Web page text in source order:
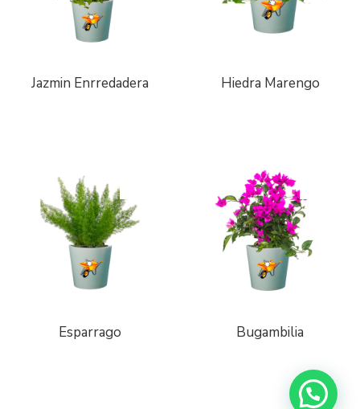
Jazmin Enrredadera Hiedra Marengo
Esparrago Bugambilia